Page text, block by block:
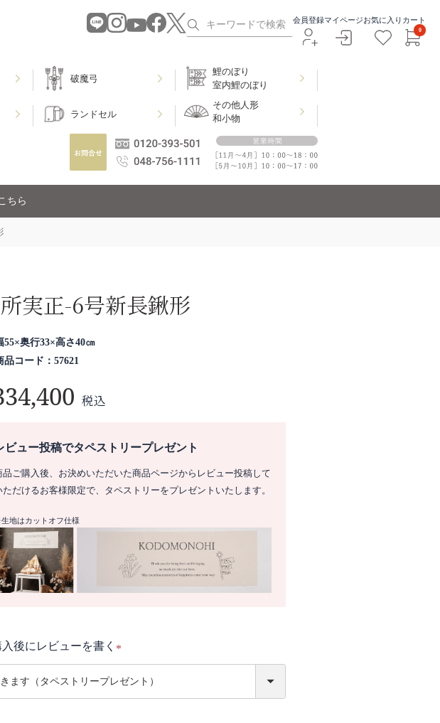
会員登録マイページお気に入り カート
0
破魔弓
鯉のぼり
室内鯉のぼり
ランドセル
その他人形
和小物
ちら
実正-6号新長鍬形
55×奥行33×高さ40㎝
品コード：57621
税込
ビュー投稿でタペストリープレゼント
品ご購入後、お決めいただいた商品ページからレビュー投稿して
ただけるお客様限定で、タペストリーをプレゼントいたします。
地はカットオフ仕様
入後にレビューを書く